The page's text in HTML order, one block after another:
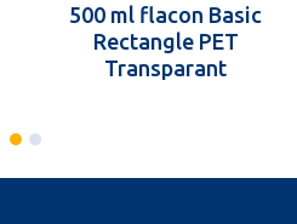
500 ml flacon Basic
Rectangle PET
Transparant